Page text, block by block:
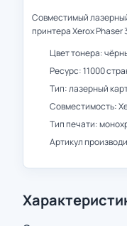
Совместимый
принтера Xerox Phaser
Цвет тонера:
Ресурс: 11000
Тип: лазерный
Совместимость:
Тип печати:
Артикул